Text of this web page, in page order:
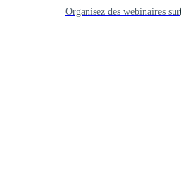
Organisez des webinaires sur